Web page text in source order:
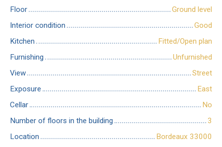
Floor
Ground level
Interior condition
Good
Kitchen
Fitted/Open plan
Furnishing
Unfurnished
View
Street
Exposure
East
Cellar
No
Number of floors in the building
3
Location
Bordeaux 33000